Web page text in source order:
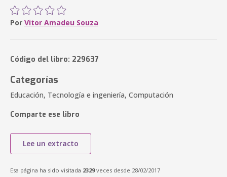
Por Vitor Amadeu Souza
Código del libro: 229637
Categorías
Educación, Tecnología e ingeniería, Computación
Comparte ese libro
Lee un extracto
Esa página ha sido visitada 2329veces desde 28/02/2017